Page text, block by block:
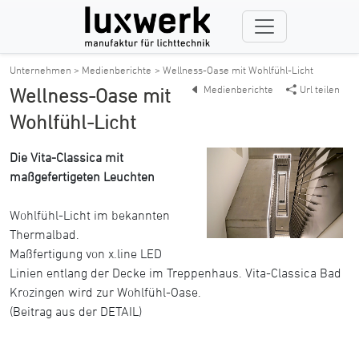
Unternehmen > Medienberichte > Wellness-Oase mit Wohlfühl-Licht
Url teilen
Medienberichte
Wellness-Oase mit
Wohlfühl-Licht
Die Vita-Classica mit
maßgefertigeten Leuchten
Wohlfühl-Licht im bekannten
Thermalbad.
Maßfertigung von x.line LED
Linien entlang der Decke im Treppenhaus. Vita-Classica Bad
Krozingen wird zur Wohlfühl-Oase.
(Beitrag aus der DETAIL)